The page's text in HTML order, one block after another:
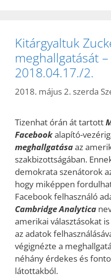
Kitárgyaltuk
meghallgatását
2018.04.17./2.
2018. május 2. szerda
Tizenhat órán át tartott
Facebookalapító-
meghallgatásaaz
szakbizottságában.
demokrata szenátorok
hogy miképpen
Facebook felhasználó
Cambridge Analytica
amerikai választásokat
az adatok
végignézte a
néhány érdekes és
látottakból.